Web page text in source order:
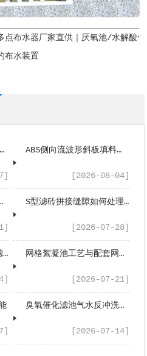
点布水器厂家直供｜厌氧池/水解酸
布水装置
卡扣式侧向流泥水分流 A 型斜板安装指南 ABS侧向流波形斜板填料是什么工作原理？
[2026-08-04]
么工作的？ S型滤砖拼接缝隙如何处理？
[2026-07-28]
自来水厂V型滤池混凝土滤板的工艺应用与性能优势 网格絮凝池工艺与配套网格填料工程应用浅析
[2026-07-21]
臭氧催化滤池气水反冲洗系统配套设备有哪些？
[2026-07-14]